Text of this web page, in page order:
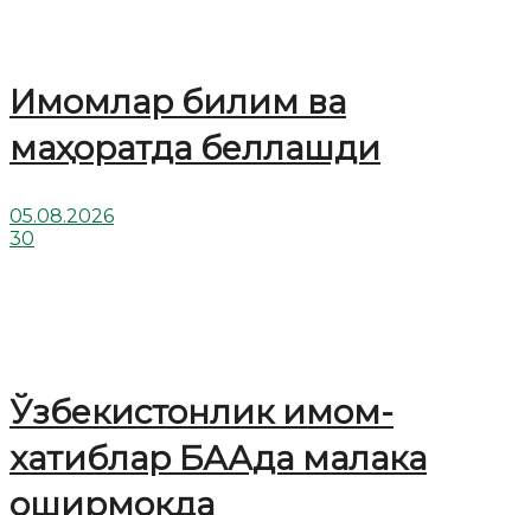
Имомлар билим ва
маҳоратда беллашди
05.08.2026
30
Ўзбекистонлик имом-
хатиблар БААда малака
оширмоқда